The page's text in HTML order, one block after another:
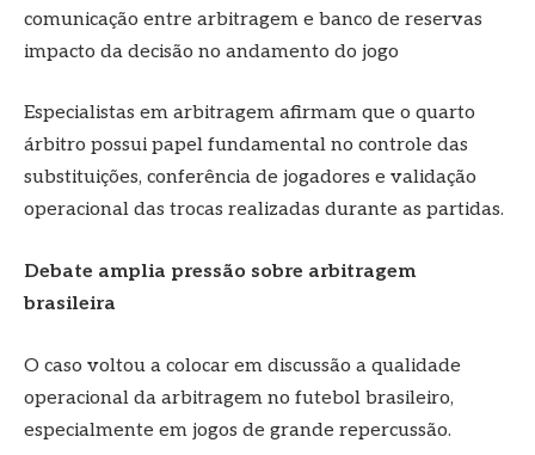
comunicação entre arbitragem e banco de reservas
impacto da decisão no andamento do jogo
Especialistas em arbitragem afirmam que o quarto
árbitro possui papel fundamental no controle das
substituições, conferência de jogadores e validação
operacional das trocas realizadas durante as partidas.
Debate amplia pressão sobre arbitragem
brasileira
O caso voltou a colocar em discussão a qualidade
operacional da arbitragem no futebol brasileiro,
especialmente em jogos de grande repercussão.